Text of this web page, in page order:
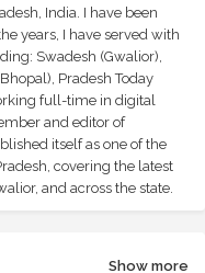
India. I have been
years, I have served with
Swadesh (Gwalior),
Pradesh Today
full-time in digital
and editor of
itself as one of the
covering the latest
and across the state.
Show more